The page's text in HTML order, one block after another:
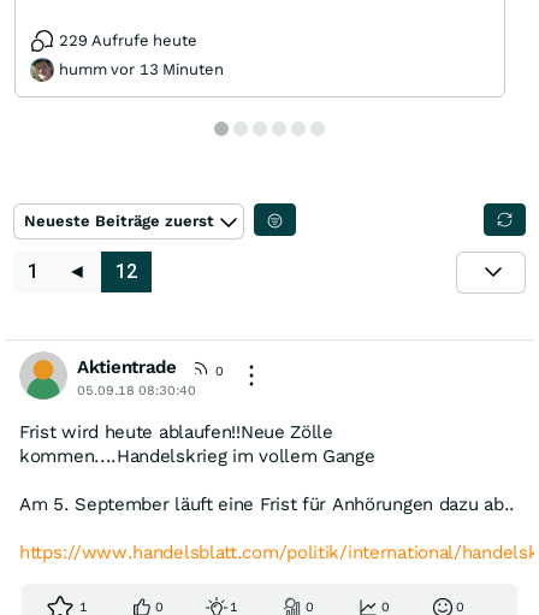
229 Aufrufe heute
humm vor 13 Minuten
Neueste Beiträge zuerst
1 ◄ 12
Aktientrade
0
05.09.18 08:30:40
Frist wird heute ablaufen!!Neue Zölle
kommen....Handelskrieg im vollem Gange
Am 5. September läuft eine Frist für Anhörungen dazu ab..
https://www.handelsblatt.com/politik/international/
1 0 1 0 0 0